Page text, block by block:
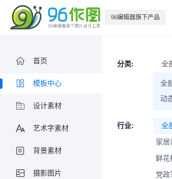
96编辑器旗下产品
首页
模板中心
设计素材
艺术字素材
背景素材
摄影图片
分类: 全
全
动
行业: 全
家居
鲜花
党政